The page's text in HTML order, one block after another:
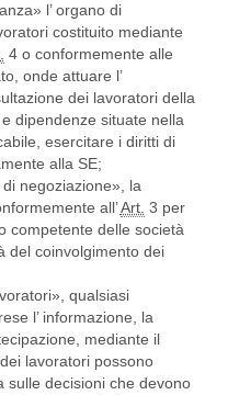
l’ organo di
costituito mediante
4 o conformemente alle
onde attuare l’
dei lavoratori della
dipendenze situate nella
esercitare i diritti di
alla SE;
negoziazione», la
all’Art. 3 per
competente delle società
del coinvolgimento dei
qualsiasi
l’ informazione, la
mediante il
lavoratori possono
sulle decisioni che devono